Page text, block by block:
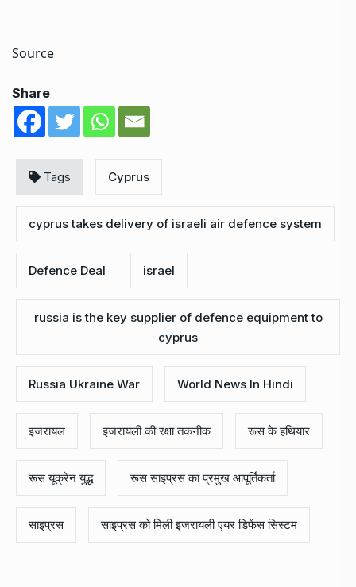
Source
Share
Tags Cyprus
cyprus takes delivery of israeli air defence system
Defence Deal israel
russia is the key supplier of defence equipment to
cyprus
Russia Ukraine War World News In Hindi
इजरायल इजरायली की रक्षा तकनीक रूस के हथियार
रूस यूक्रेन युद्ध रूस साइप्रस का प्रमुख आपूर्तिकर्ता
साइप्रस साइप्रस को मिली इजरायली एयर डिफेंस सिस्टम